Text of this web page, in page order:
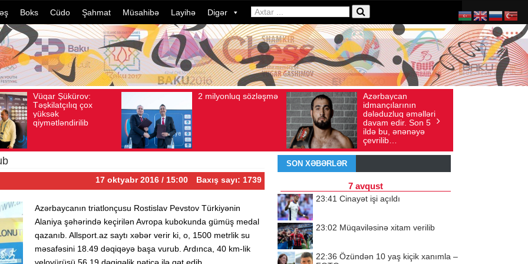
Boks Cüdo Şahmat Müsahibə Layihə Digər
2 milyonluq sözləşmə
Baxış sayı: 80
Avqust 04, 2026
Azərbaycan
idmançılarının
dələduzluq əməlləri
davam edir. Son 5
ildə bu, ənənəyə
Baxış sayı: 136
Avqust 04, 2026
Ad gününü vətənində
qeyd etməsə də,
ürəyi hər zaman
doğma yurdu ilə
döyünür
İyul 30, 2026
17 oktyabr 2016 / 15:00 Baxış sayı: 1739
Azərbaycanın triatlonçusu Rostislav Pevstov Türkiyənin
Alaniya şəhərində keçirilən Avropa kubokunda gümüş medal
qazanıb. Allsport.az saytı xəbər verir ki, o, 1500 metrlik su
məsafəsini 18.49 dəqiqəyə başa vurub. Ardınca, 40 km-lik
SON XƏBƏRLƏR
7 avqust
23:41 Cinayət işi açıldı
23:02 Müqaviləsinə xitam verilib
22:36 Özündən 10 yaş kiçik xanımla –